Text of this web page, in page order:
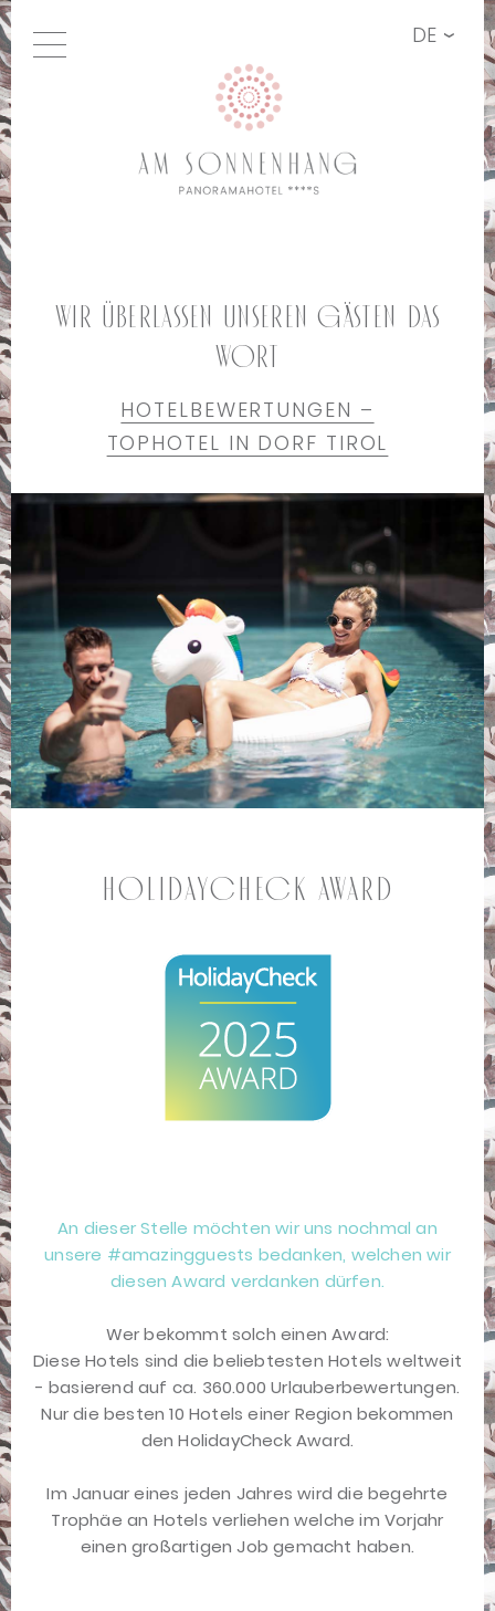
DE
Wir überlassen unseren Gästen das
Wort
HOTELBEWERTUNGEN –
TOPHOTEL IN DORF TIROL
HolidayCheck Award
An dieser Stelle möchten wir uns nochmal an
unsere #amazingguests bedanken, welchen wir
diesen Award verdanken dürfen.
Wer bekommt solch einen Award:
Diese Hotels sind die beliebtesten Hotels weltweit
- basierend auf ca. 360.000 Urlauberbewertungen.
Nur die besten 10 Hotels einer Region bekommen
den HolidayCheck Award.
Im Januar eines jeden Jahres wird die begehrte
Trophäe an Hotels verliehen welche im Vorjahr
einen großartigen Job gemacht haben.